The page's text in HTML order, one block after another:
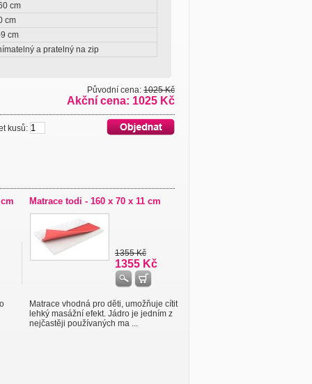
cm
cm
cm
a pratelný na zip
Původní cena: 1025 Kč
Akční cena: 1025 Kč
Matrace todi - 160 x 70 x 11 cm
1355 Kč
1355 Kč
Matrace vhodná pro děti, umožňuje cítit
lehký masážní efekt. Jádro je jedním z
nejčastěji používaných ma ...